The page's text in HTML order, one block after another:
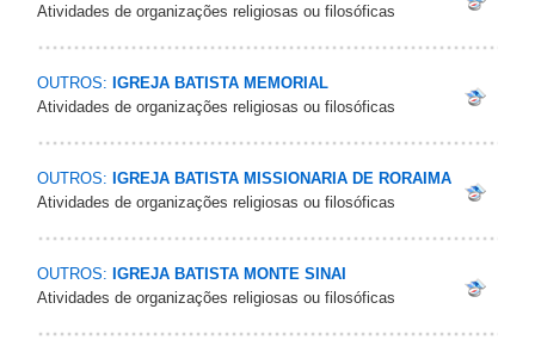
Atividades de organizações religiosas ou filosóficas
OUTROS: IGREJA BATISTA MEMORIAL
Atividades de organizações religiosas ou filosóficas
OUTROS: IGREJA BATISTA MISSIONARIA DE RORAIMA
Atividades de organizações religiosas ou filosóficas
OUTROS: IGREJA BATISTA MONTE SINAI
Atividades de organizações religiosas ou filosóficas